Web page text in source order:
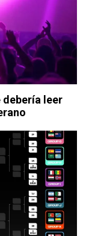
leer